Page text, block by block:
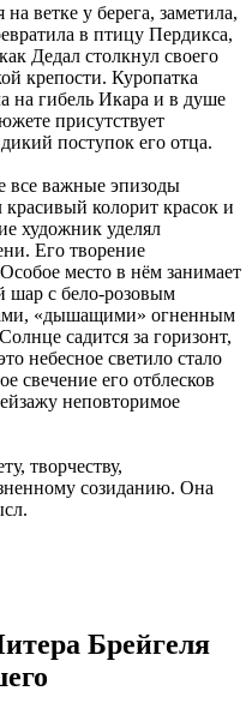
ветке у берега, заметила,
в птицу Пердикса,
Дедал столкнул своего
крепости. Куропатка
на гибель Икара и в душе
присутствует
поступок его отца.
все важные эпизоды
колорит красок и
художник уделял
Его творение
место в нём занимает
шар с бело-розовым
«дышащими» огненным
садится за горизонт,
небесное светило стало
свечение его отблесков
неповторимое
творчеству,
созиданию. Она
Брейгеля